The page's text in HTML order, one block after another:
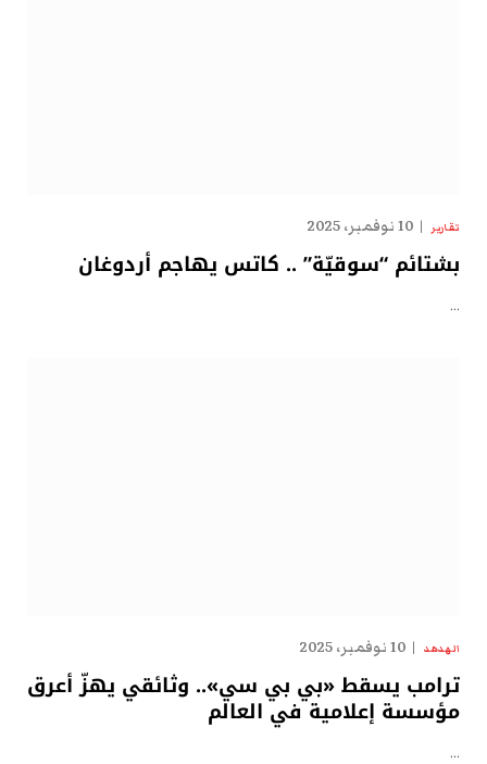
تقارير 10 نوفمبر، 2025
بشتائم “سوقيّة” .. كاتس يهاجم أردوغان
…
الهدهد 10 نوفمبر، 2025
ترامب يسقط «بي بي سي».. وثائقي يهزّ أعرق
مؤسسة إعلامية في العالم
…